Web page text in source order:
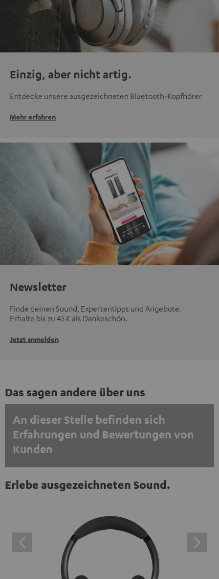
Einzig, aber nicht artig.
Entdecke unsere ausgezeichneten Bluetooth-Kopfhörer
Mehr erfahren
Newsletter
Finde deinen Sound, Expertentipps und Angebote.
Erhalte bis zu 45 € als Dankeschön.
Jetzt anmelden
Das sagen andere über uns
An dieser Stelle befinden sich
Erfahrungen und Bewertungen von
Kunden
EINMALIG ZUSTIMMEN UND ANZEIGEN
Trustpilot‑Bewertungen sind externe Inhalte. Der
externe Inhalt kann hier mit nur einem Klick angezeigt
werden. Mit dem Anklicken des Inhalts wird zugestimmt,
dass externe Inhalte angezeigt werden. Dabei können
personenbezogene Daten an Drittplattformen
Erlebe ausgezeichneten Sound.